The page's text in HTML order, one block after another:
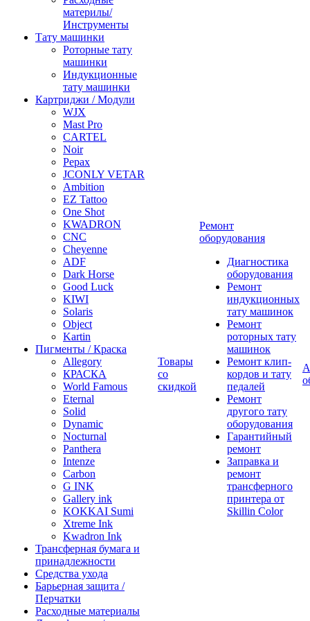
материлы/
Инструменты
Тату машинки
Роторные тату
машинки
Индукционные
тату машинки
Картриджи / Модули
WJX
Mast Pro
CARTEL
Noir
Pepax
JCONLY VETAR
Ambition
EZ Tattoo
One Shot
KWADRON
CNC
Cheyenne
ADF
Dark Horse
Good Luck
KIWI
Solaris
Object
Kartin
Пигменты / Краска
Allegory
КРАСКА
World Famous
Eternal
Solid
Dynamic
Nocturnal
Panthera
Intenze
Carbon
G INK
Gallery ink
KOKKAI Sumi
Xtreme Ink
Kwadron Ink
Трансферная бумага и
принадлежности
Средства ухода
Барьерная защита /
Перчатки
Расходные материалы
Товары
со
скидкой
Ремонт
оборудования
Диагностика
оборудования
Ремонт
индукционных
тату машинок
Ремонт
роторных тату
машинок
Ремонт клип-
кордов и тату
педалей
Ремонт
другого тату
оборудования
Гарантийный
ремонт
Заправка и
ремонт
трансферного
принтера от
Skillin Color